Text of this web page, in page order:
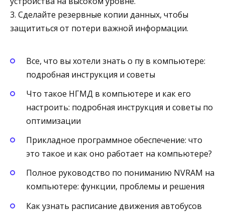
3. Сделайте резервные копии данных, чтобы
защититься от потери важной информации.
Все, что вы хотели знать о пу в компьютере:
подробная инструкция и советы
Что такое НГМД в компьютере и как его
настроить: подробная инструкция и советы по
оптимизации
Прикладное программное обеспечение: что
это такое и как оно работает на компьютере?
Полное руководство по пониманию NVRAM на
компьютере: функции, проблемы и решения
Как узнать расписание движения автобусов